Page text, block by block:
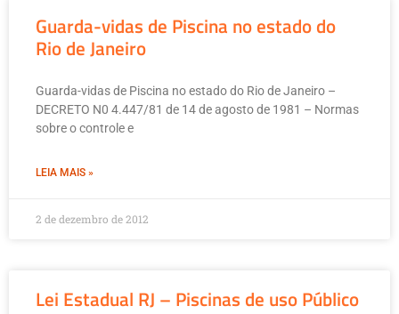
Guarda-vidas de Piscina no estado do
Rio de Janeiro
Guarda-vidas de Piscina no estado do Rio de Janeiro –
DECRETO N0 4.447/81 de 14 de agosto de 1981 – Normas
sobre o controle e
LEIA MAIS »
2 de dezembro de 2012
Lei Estadual RJ – Piscinas de uso Público